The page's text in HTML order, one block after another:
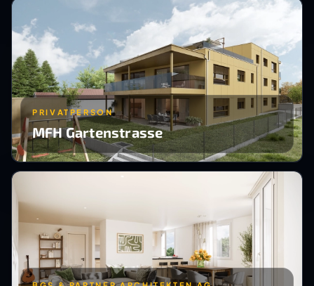
PRIVATPERSON
MFH Gartenstrasse